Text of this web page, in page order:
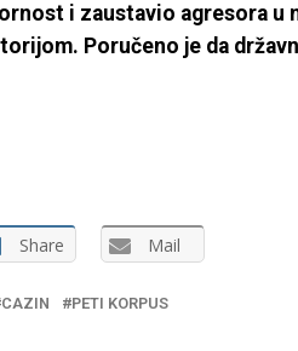
i zaustavio agresora u
Poručeno je da
Share Mail
CAZIN PETI KORPUS